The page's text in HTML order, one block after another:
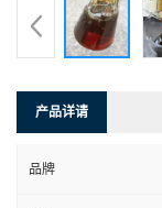
产品详请
品牌